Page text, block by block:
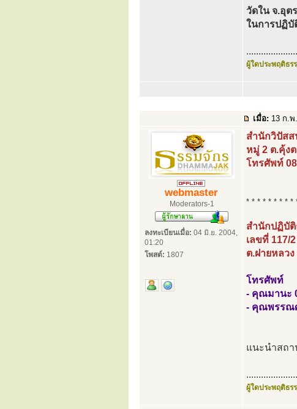
วัดใน จ.อุต
ในการปฏิบั
ผู้ใดประพฤติธร
เมื่อ: 13 ก.พ
webmaster
Moderators-1
ลงทะเบียนเมื่อ: 04 มิ.ย. 2004,
01:20
โพสต์: 1807
สำนักวิปัสส
หมู่ 2 ต.คุ้งต
โทรศัพท์
* * * * * * * * *
สำนักปฏิบั
เลขที่ 117/
ต.ฝายหลว
โทรศัพท์
- คุณมานะ
- คุณพรรณ
แนะนำสถ
ผู้ใดประพฤติธร